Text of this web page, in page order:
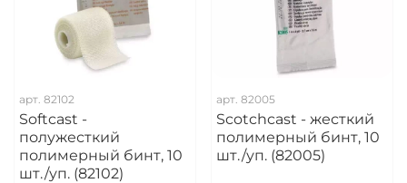
арт. 82102
Softcast -
полужесткий
полимерный бинт, 10
шт./уп. (82102)
арт. 82005
Scotchcast - жесткий
полимерный бинт, 10
шт./уп. (82005)